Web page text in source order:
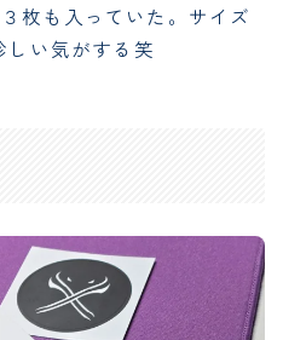
枚も入っていた。サイズ
しい気がする笑